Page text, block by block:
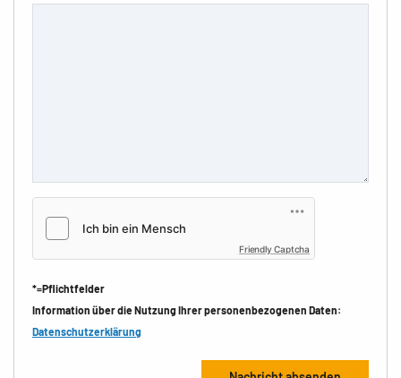
Friendly Captcha
*=Pflichtfelder
Information über die Nutzung Ihrer personenbezogenen Daten:
Datenschutzerklärung